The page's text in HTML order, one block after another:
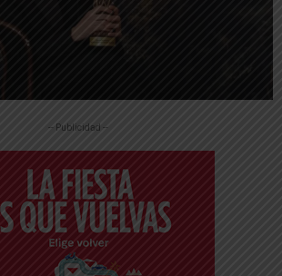
-- Publicidad --